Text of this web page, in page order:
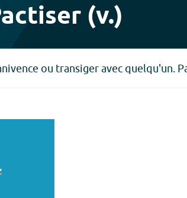
(v.)
ou transiger avec quelqu'un.